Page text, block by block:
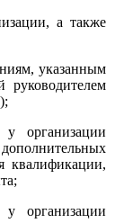
а также
указанным
организации
квалификации,
организации